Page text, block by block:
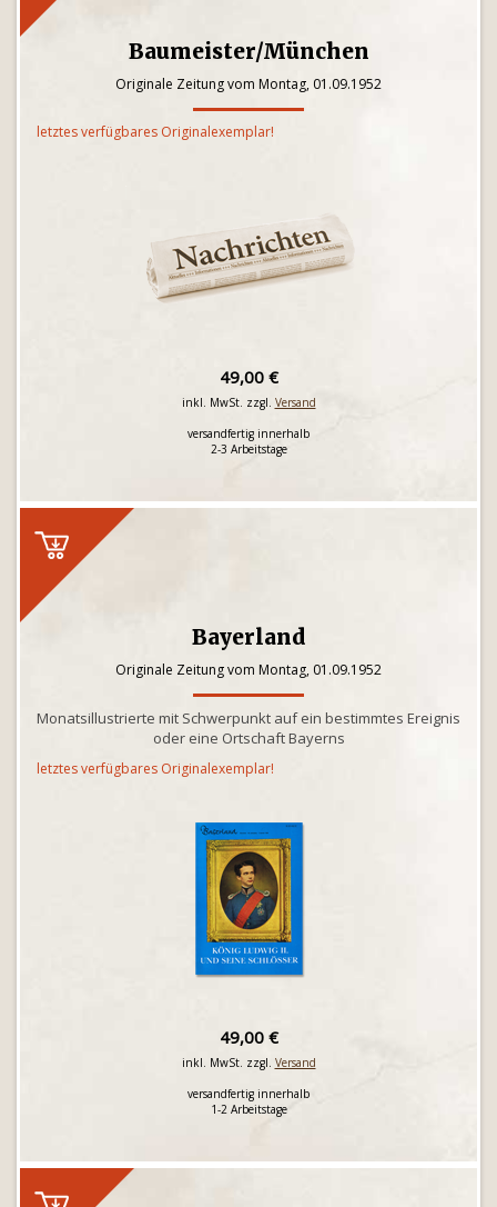
Baumeister/München
Originale Zeitung vom Montag, 01.09.1952
letztes verfügbares Originalexemplar!
49,00 €
inkl. MwSt. zzgl. Versand
versandfertig innerhalb
2-3 Arbeitstage
Bayerland
Originale Zeitung vom Montag, 01.09.1952
Monatsillustrierte mit Schwerpunkt auf ein bestimmtes Ereignis
oder eine Ortschaft Bayerns
letztes verfügbares Originalexemplar!
49,00 €
inkl. MwSt. zzgl. Versand
versandfertig innerhalb
1-2 Arbeitstage